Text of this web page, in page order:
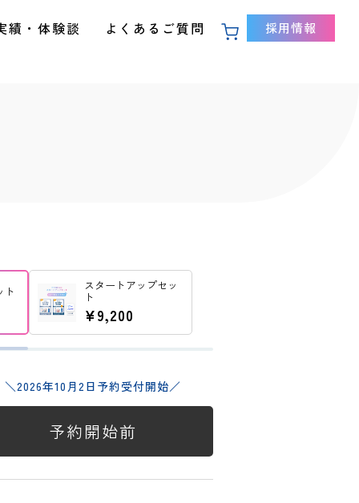
績・体験談 よくあるご質問 採用情報
ト スタートアップセッ
ト
¥9,200
＼2026年10月2日予約受付開始／
予約開始前